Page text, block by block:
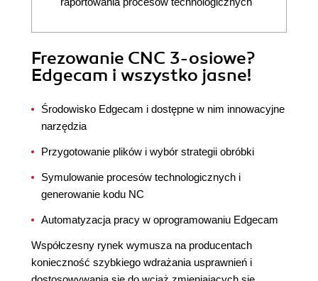
Frezowanie CNC 3-osiowe?
Edgecam i wszystko jasne!
Środowisko Edgecam i dostępne w nim innowacyjne
narzędzia
Przygotowanie plików i wybór strategii obróbki
Symulowanie procesów technologicznych i
generowanie kodu NC
Automatyzacja pracy w oprogramowaniu Edgecam
Współczesny rynek wymusza na producentach
konieczność szybkiego wdrażania usprawnień i